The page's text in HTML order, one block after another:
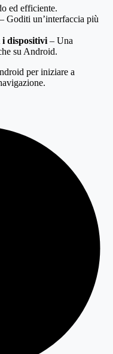
ed efficiente.
– Goditi un’interfaccia più
i dispositivi – Una
su Android.
per iniziare a